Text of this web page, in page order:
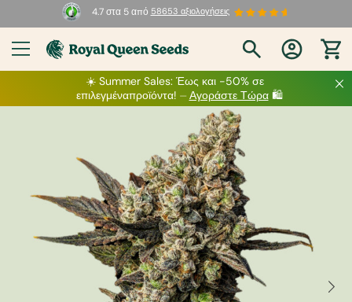
4.7 στα 5 από 58653 αξιολογήσεις
☀️ Summer Sales: Έως και -50% σε
επιλεγμέναπροϊόντα! ⏤Αγοράστε Τώρα🛍️